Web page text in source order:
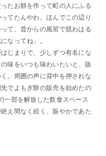
たお餅を作って町の人にふる
てたんやわ。ほんでこの辺り
て、昔からの風習で競わはる
なってね」。
じまりで、少しずつ有名にな
味をいつも味わいたいと、販
。周囲の声に背中を押されな
でよもぎ餅の販売を始めたの
一部を解放した飲食スペース
え間なく続く、賑やかであた